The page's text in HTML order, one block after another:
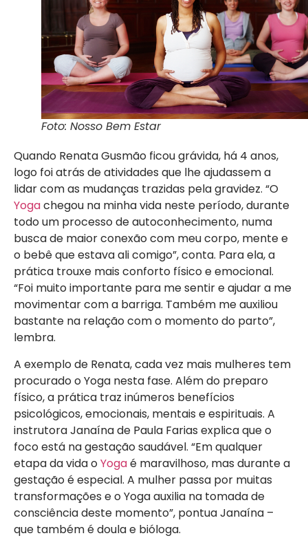
Foto: Nosso Bem Estar
Quando Renata Gusmão ficou grávida, há 4 anos,
logo foi atrás de atividades que lhe ajudassem a
lidar com as mudanças trazidas pela gravidez. “O
Yogachegou na minha vida neste período, durante
todo um processo de autoconhecimento, numa
busca de maior conexão com meu corpo, mente e
o bebê que estava ali comigo”, conta. Para ela, a
prática trouxe mais conforto físico e emocional.
“Foi muito importante para me sentir e ajudar a me
movimentar com a barriga. Também me auxiliou
bastante na relação com o momento do parto”,
lembra.
A exemplo de Renata, cada vez mais mulheres tem
procurado o Yoga nesta fase. Além do preparo
físico, a prática traz inúmeros benefícios
psicológicos, emocionais, mentais e espirituais. A
instrutora Janaína de Paula Farias explica que o
foco está na gestação saudável. “Em qualquer
etapa da vida oYogaé maravilhoso, mas durante a
gestação é especial. A mulher passa por muitas
transformações e o Yoga auxilia na tomada de
consciência deste momento”, pontua Janaína –
que também é doula e bióloga.